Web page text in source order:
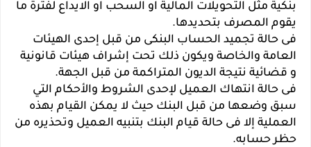
بنكية مثل التحويلات المالية او السحب او الايداع لفترة ما
يقوم المصرف بتحديدها.
فى حالة تجميد الحساب البنكى من قبل إحدى الهيئات
العامة والخاصة ويكون ذلك تحت إشراف هيئات قانونية
و قضائية نتيجة الديون المتراكمة من قبل الجهة.
فى حالة انتهاك العميل لإحدى الشروط والأحكام التي
سبق وضعها من قبل البنك حيث لا يمكن القيام بهذه
العملية إلا فى حالة قيام البنك بتنبيه العميل وتحذيره من
حظر حسابه.